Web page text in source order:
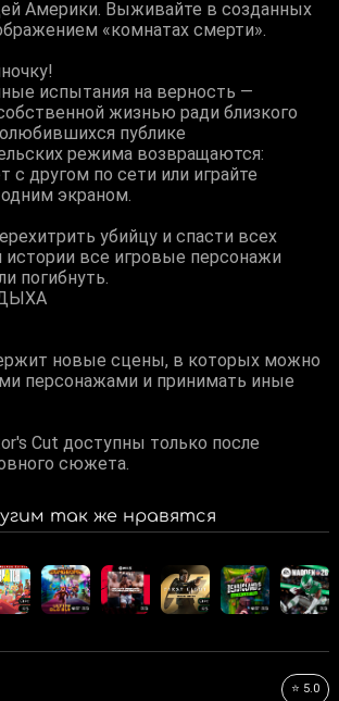
Америки. Выживайте в созданных
«комнатах смерти».
испытания на верность —
жизнью ради близкого
публике
режима возвращаются:
с другом по сети или играйте
экраном.
убийцу и спасти всех
истории все игровые персонажи
погибнуть.
новые сцены, в которых можно
персонажами и принимать иные
Cut доступны только после
сюжета.
так же нравятся
⭐ 5.0